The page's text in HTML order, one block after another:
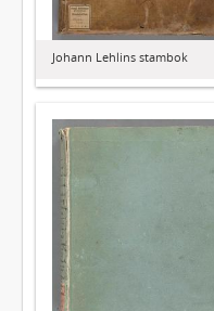
Johann Lehlins stambok